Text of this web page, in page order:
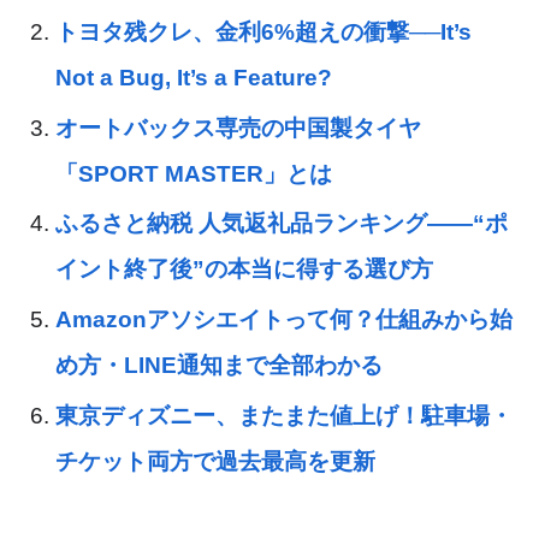
トヨタ残クレ、金利6%超えの衝撃──It’s
Not a Bug, It’s a Feature?
オートバックス専売の中国製タイヤ
「SPORT MASTER」とは
ふるさと納税 人気返礼品ランキング——“ポ
イント終了後”の本当に得する選び方
Amazonアソシエイトって何？仕組みから始
め方・LINE通知まで全部わかる
東京ディズニー、またまた値上げ！駐車場・
チケット両方で過去最高を更新